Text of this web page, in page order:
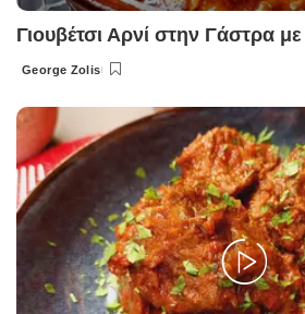
Γιουβέτσι Αρνί στην Γάστρα
Posted
George Zolis